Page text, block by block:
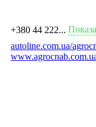
+380 44 222...
autoline.com.ua/